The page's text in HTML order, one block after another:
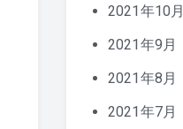
2021年10月
2021年9月
2021年8月
2021年7月